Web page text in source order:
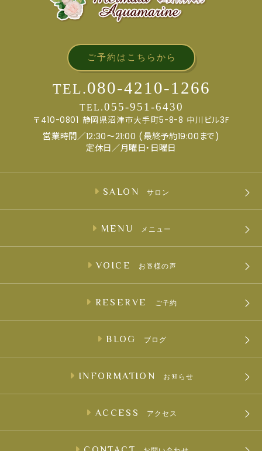
ご予約はこちらから
TEL.080-4210-1266
TEL.055-951-6430
〒410-0801 静岡県沼津市大手町5-8-8 中川ビル3F
営業時間／12:30～21:00 (最終予約19:00まで)
定休日／月曜日・日曜日
SALON サロン
MENU メニュー
VOICE お客様の声
RESERVE ご予約
BLOG ブログ
INFORMATION お知らせ
ACCESS アクセス